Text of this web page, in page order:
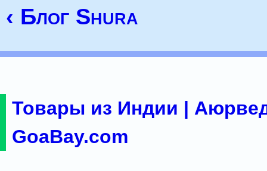
‹ Блог Shura
Товары из Индии |
GoaBay.com